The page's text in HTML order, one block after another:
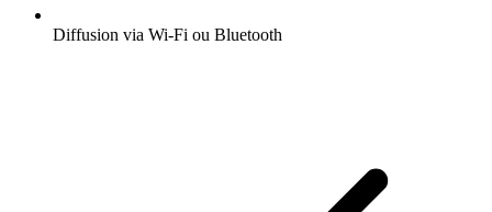
Diffusion via Wi-Fi ou Bluetooth